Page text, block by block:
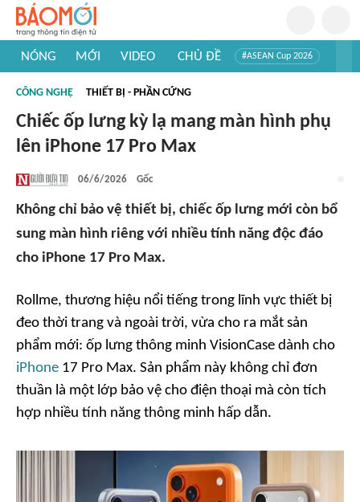
NÓNG MỚI VIDEO CHỦ ĐỀ #ASEAN Cup 2026
#Khám phá thế giới
CÔNG NGHỆ THIẾT BỊ - PHẦN CỨNG
Chiếc ốp lưng kỳ lạ mang màn hình phụ
lên iPhone 17 Pro Max
06/6/2026 Gốc
Không chỉ bảo vệ thiết bị, chiếc ốp lưng mới còn bổ
sung màn hình riêng với nhiều tính năng độc đáo
cho iPhone 17 Pro Max.
Rollme, thương hiệu nổi tiếng trong lĩnh vực thiết bị
đeo thời trang và ngoài trời, vừa cho ra mắt sản
phẩm mới: ốp lưng thông minh VisionCase dành cho
iPhone 17 Pro Max. Sản phẩm này không chỉ đơn
thuần là một lớp bảo vệ cho điện thoại mà còn tích
hợp nhiều tính năng thông minh hấp dẫn.